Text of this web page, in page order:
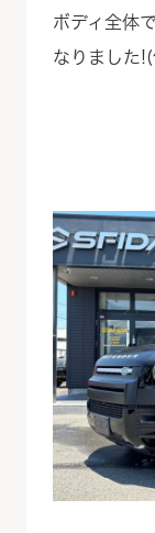
ボディ全体
なりました